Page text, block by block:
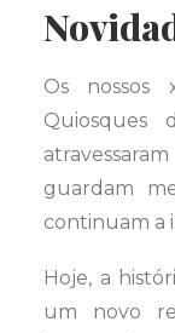
Os nossos
Quiosques
guardam
continuam a
Hoje, a
um novo